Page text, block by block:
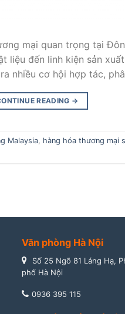
mại quan trọng tại
liệu đến linh kiện sản
nhiều cơ hội hợp tác,
READING →
Malaysia, hàng hóa thương mại
Văn phòng Hà Nội
Số 25 Ngõ 81 Láng Hạ,
phố Hà Nội
0936 395 115